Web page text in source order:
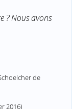
? Nous avons
de
2016)